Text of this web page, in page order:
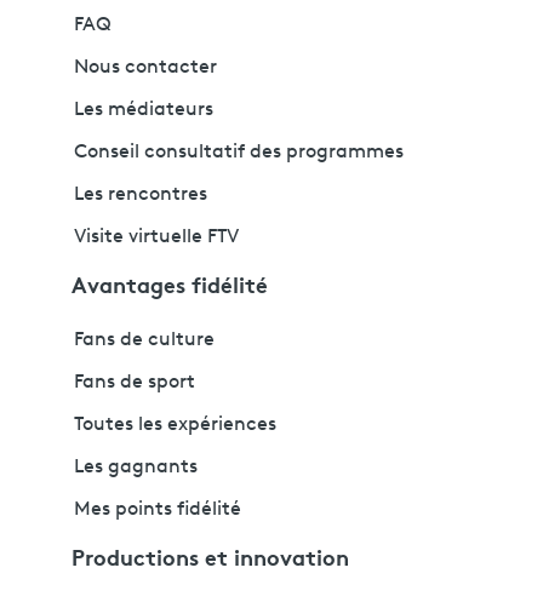
FAQ
Nous contacter
Les médiateurs
Conseil consultatif des programmes
Les rencontres
Visite virtuelle FTV
Avantages fidélité
Fans de culture
Fans de sport
Toutes les expériences
Les gagnants
Mes points fidélité
Productions et innovation